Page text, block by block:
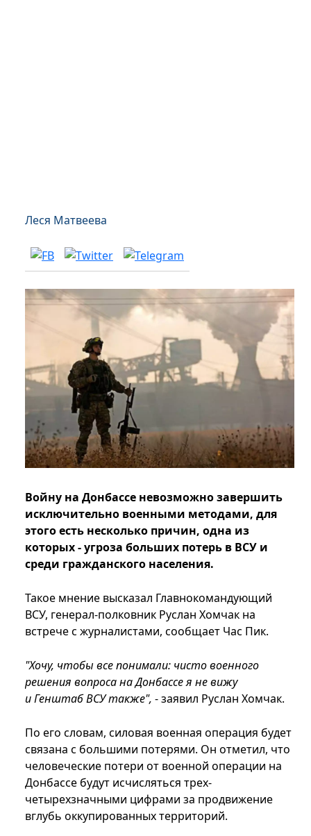
Леся Матвеева
Войну на Донбассе невозможно завершить
исключительно военными методами, для
этого есть несколько причин, одна из
которых - угроза больших потерь в ВСУ и
среди гражданского населения.
Такое мнение высказал Главнокомандующий
ВСУ, генерал-полковник Руслан Хомчак на
встрече с журналистами, сообщает Час Пик.
"Хочу, чтобы все понимали: чисто военного
решения вопроса на Донбассе я не вижу
и Генштаб ВСУ также", - заявил Руслан Хомчак.
По его словам, силовая военная операция будет
связана с большими потерями. Он отметил, что
человеческие потери от военной операции на
Донбассе будут исчисляться трех-
четырехзначными цифрами за продвижение
вглубь оккупированных территорий.